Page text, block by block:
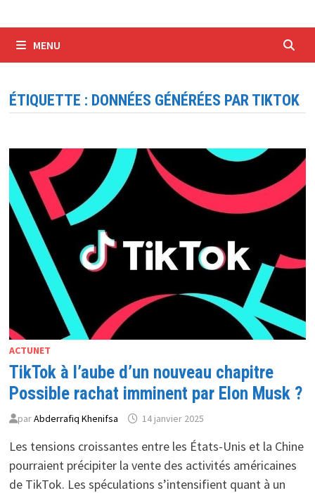
MENU
ÉTIQUETTE : DONNÉES GÉNÉRÉES PAR TIKTOK
ACTUNET
TikTok à l’aube d’un nouveau chapitre
Possible rachat imminent par Elon Musk ?
parAbderrafiq Khenifsa 14 janvier 2025
Les tensions croissantes entre les États-Unis et la Chine
pourraient précipiter la vente des activités américaines
de TikTok. Les spéculations s’intensifient quant à un